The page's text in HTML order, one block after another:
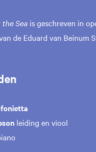
Sea is geschreven in
de Eduard van Beinum
leiding en viool